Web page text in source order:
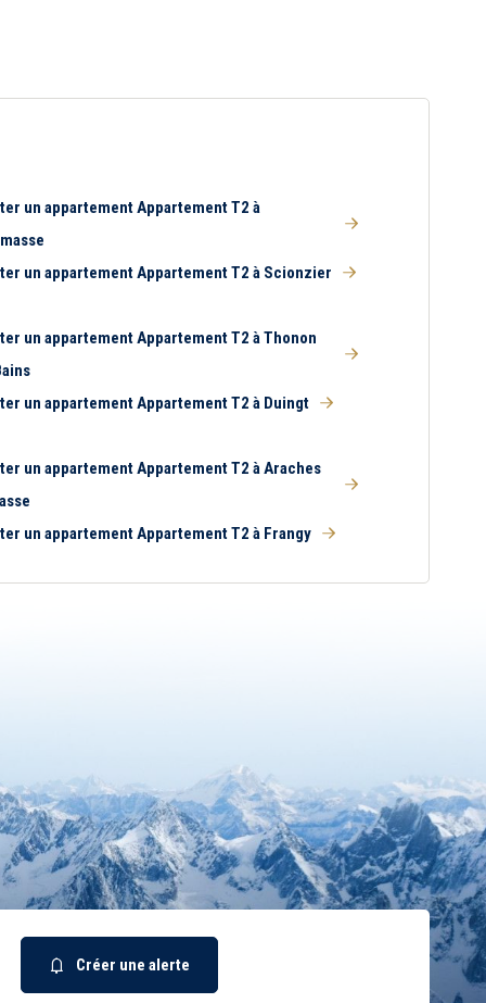
un appartement Appartement T2 à
un appartement Appartement T2 à Scionzier
un appartement Appartement T2 à Thonon
un appartement Appartement T2 à Duingt
un appartement Appartement T2 à Araches
un appartement Appartement T2 à Frangy
Créer une alerte